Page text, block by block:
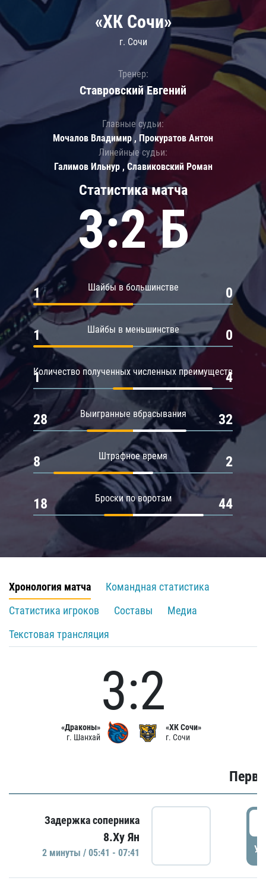
Статистика матча
3:2 Б
Шайбы в большинстве
1 0
Шайбы в меньшинстве
1 0
Количество полученных численных преимуществ
1 4
Выигранные вбрасывания
28 32
Штрафное время
8 2
Броски по воротам
18 44
«ХК Сочи»
г. Сочи
Тренер:
Ставровский Евгений
Главные судьи:
Мочалов Владимир , Прокуратов Антон
Линейные судьи:
Галимов Ильнур , Славиковский Роман
Хронология матча
Командная статистика
Статистика игроков
Составы
Медиа
Текстовая трансляция
«Драконы»
г. Шанхай
3:2
«ХК Сочи»
г. Сочи
Задержка соперника
8.Ху Ян
2 минуты / 05:41 - 07:41